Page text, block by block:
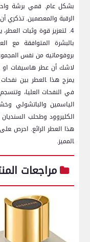
‌بشكل عام. قمي‌ برشة
الرقبة⁤ والمعصمين. تذكري
4.‍ لتعزيز قوة وثبات
بالبشرة المتوافقة مع
بروفوماتيه ⁢من نفس
لاشك أن عطر هاسيفات او
يمزج هذا ‍العطر بين
في النفحات ⁣العليا،
الياسمين والباتشولي
الكليروود وطحلب
هذا العطر الرائع. احرص
‍المميز.‍
مراجعات